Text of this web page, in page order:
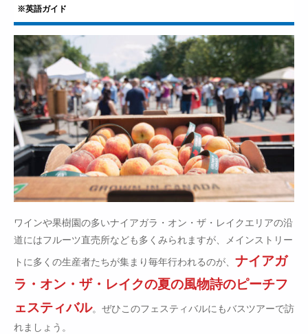
※英語ガイド
ワインや果樹園の多いナイアガラ・オン・ザ・レイクエリアの沿
道にはフルーツ直売所なども多くみられますが、メインストリー
トに多くの生産者たちが集まり毎年行われるのが、 ナイアガ
ラ・オン・ザ・レイクの夏の風物詩のピーチフ
ェスティバル。ぜひこのフェスティバルにもバスツアーで訪
れましょう。